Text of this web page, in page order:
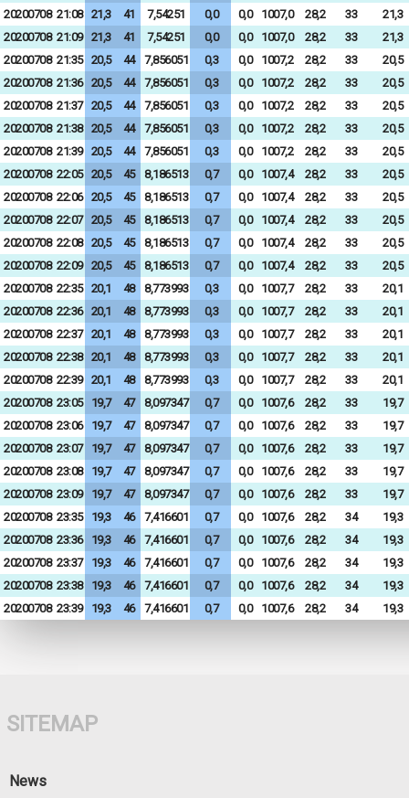
20200708 21:08 21,3 41 7,54251 0,0 0,0 1007,0 28,2 33
21,3
20200708 21:09 21,3 41 7,54251 0,0 0,0 1007,0 28,2 33
21,3
20200708 21:35 20,5 44 7,856051 0,3 0,0 1007,2 28,2 33
20,5
20200708 21:36 20,5 44 7,856051 0,3 0,0 1007,2 28,2 33
20,5
20200708 21:37 20,5 44 7,856051 0,3 0,0 1007,2 28,2 33
20,5
20200708 21:38 20,5 44 7,856051 0,3 0,0 1007,2 28,2 33
20,5
20200708 21:39 20,5 44 7,856051 0,3 0,0 1007,2 28,2 33
20,5
20200708 22:05 20,5 45 8,186513 0,7 0,0 1007,4 28,2 33
20,5
20200708 22:06 20,5 45 8,186513 0,7 0,0 1007,4 28,2 33
20,5
20200708 22:07 20,5 45 8,186513 0,7 0,0 1007,4 28,2 33
20,5
20200708 22:08 20,5 45 8,186513 0,7 0,0 1007,4 28,2 33
20,5
20200708 22:09 20,5 45 8,186513 0,7 0,0 1007,4 28,2 33
20,5
20200708 22:35 20,1 48 8,773993 0,3 0,0 1007,7 28,2 33
20,1
20200708 22:36 20,1 48 8,773993 0,3 0,0 1007,7 28,2 33
20,1
20200708 22:37 20,1 48 8,773993 0,3 0,0 1007,7 28,2 33
20,1
20200708 22:38 20,1 48 8,773993 0,3 0,0 1007,7 28,2 33
20,1
20200708 22:39 20,1 48 8,773993 0,3 0,0 1007,7 28,2 33
20,1
20200708 23:05 19,7 47 8,097347 0,7 0,0 1007,6 28,2 33
19,7
20200708 23:06 19,7 47 8,097347 0,7 0,0 1007,6 28,2 33
19,7
20200708 23:07 19,7 47 8,097347 0,7 0,0 1007,6 28,2 33
19,7
20200708 23:08 19,7 47 8,097347 0,7 0,0 1007,6 28,2 33
19,7
20200708 23:09 19,7 47 8,097347 0,7 0,0 1007,6 28,2 33
19,7
20200708 23:35 19,3 46 7,416601 0,7 0,0 1007,6 28,2 34
19,3
20200708 23:36 19,3 46 7,416601 0,7 0,0 1007,6 28,2 34
19,3
20200708 23:37 19,3 46 7,416601 0,7 0,0 1007,6 28,2 34
19,3
20200708 23:38 19,3 46 7,416601 0,7 0,0 1007,6 28,2 34
19,3
20200708 23:39 19,3 46 7,416601 0,7 0,0 1007,6 28,2 34 19,3
SITEMAP
News